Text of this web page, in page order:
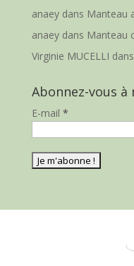
anaeydans Manteau
anaeydans Manteau
Virginie MUCELLI dans
Abonnez-vous
E-mail *